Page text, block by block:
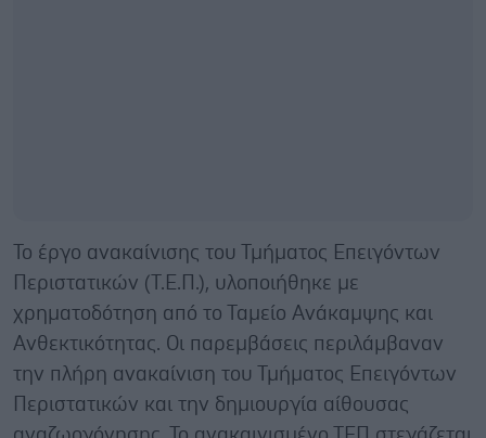
Το έργο ανακαίνισης του Τμήματος Επειγόντων
Περιστατικών (Τ.Ε.Π.), υλοποιήθηκε με
χρηματοδότηση από το Ταμείο Ανάκαμψης και
Ανθεκτικότητας. Οι παρεμβάσεις περιλάμβαναν
την πλήρη ανακαίνιση του Τμήματος Επειγόντων
Περιστατικών και την δημιουργία αίθουσας